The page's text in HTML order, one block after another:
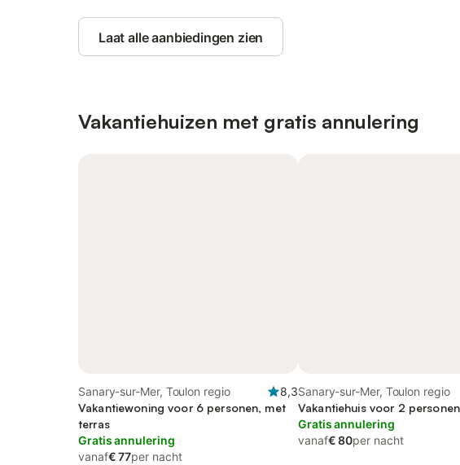
Laat alle aanbiedingen zien
Vakantiehuizen met gratis annulering
Sanary-sur-Mer, Toulon regio
8,3
Vakantiewoning voor 6 personen, met
terras
Gratis annulering
vanaf€ 77per nacht
Sanary-sur-Mer, Toulon regio
Vakantiehuis voor 2
Gratis annulering
vanaf€ 80per nacht